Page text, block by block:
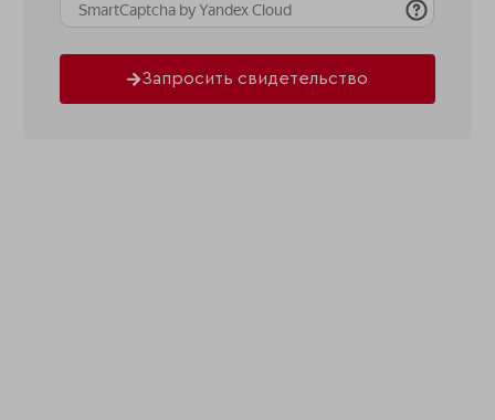
Запросить свидетельство